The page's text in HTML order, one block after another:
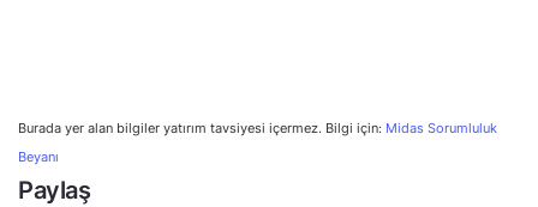
Burada yer alan bilgiler yatırım tavsiyesi içermez. Bilgi için: Midas Sorumluluk
Beyanı
Paylaş